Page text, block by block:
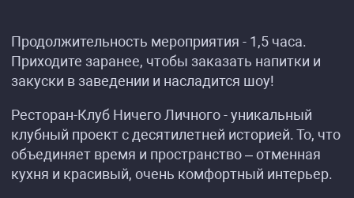
Продолжительность мероприятия - 1,5 часа.
Приходите заранее, чтобы заказать напитки и
закуски в заведении и насладится шоу!
Ресторан-Клуб Ничего Личного - уникальный
клубный проект с десятилетней историей. То, что
объединяет время и пространство – отменная
кухня и красивый, очень комфортный интерьер.